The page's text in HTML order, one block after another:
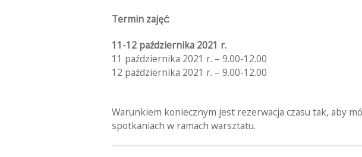
Termin zajęć:
11-12 października 2021 r.
11 października 2021 r. – 9.00-12.00
12 października 2021 r. – 9.00-12.00
Warunkiem koniecznym jest rezerwacja czasu tak, aby
spotkaniach w ramach warsztatu.